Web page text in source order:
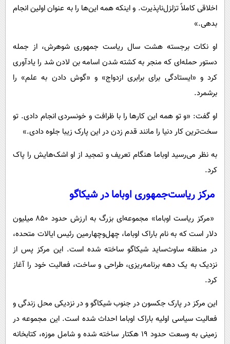
اخلاقی کاملاً تزلزل‌ناپذیرت. و اینکه همه این‌ها را به عنوان اولین انجام
بدهی.»
او نکات برجسته هشت سال ریاست جمهوری شوهرش، از جمله
دستور حمله‌ای که منجر به کشته شدن اسامه بن لادن شد را یادآوری
کرد و «ایستادگی برای برابری ازدواج» و «گوش دادن به علم» را
برشمرد.
او گفت: «و تو همه این کارها را با ظرافت و خونسردی انجام دادی. تو
سخت‌ترین کار دنیا را مانند قدم زدن در این پارک زیبا جلوه دادی.»
به نظر می‌رسید اوباما هنگام تعریف و تمجید از او اشک‌هایش را پاک
کرد.
مرکز ریاست‌جمهوری اوباما در شیکاگو
«مرکز ریاست‌ اوباما» مجموعه‌ای بزرگ به ارزش حدود ۸۵۰ میلیون
دلار است که به نام باراک اوباما، چهل‌وچهارمین رئیس‌ ایالات متحده،
در منطقه ساوث‌ساید شیکاگو ساخته شده است. این مرکز پس از
نزدیک به یک دهه برنامه‌ریزی، طراحی و ساخت، فعالیت خود را آغاز
کرد.
این مرکز در پارک جکسون در جنوب شیکاگو و در نزدیکی محل زندگی و
فعالیت سیاسی اولیه باراک اوباما احداث شده است. این مجموعه در
زمینی به وسعت حدود ۱۹ هکتار ساخته شده و شامل موزه، کتابخانه